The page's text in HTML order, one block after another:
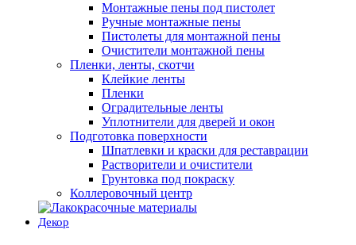
Монтажные пены под пистолет
Ручные монтажные пены
Пистолеты для монтажной пены
Очистители монтажной пены
Пленки, ленты, скотчи
Клейкие ленты
Пленки
Оградительные ленты
Уплотнители для дверей и окон
Подготовка поверхности
Шпатлевки и краски для реставрации
Растворители и очистители
Грунтовка под покраску
Коллеровочный центр
Декор